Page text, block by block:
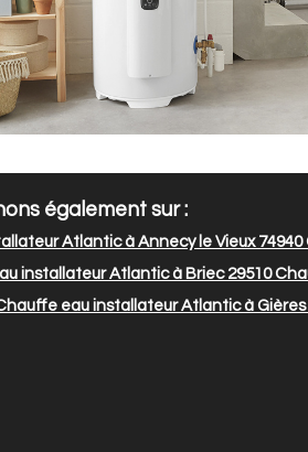
également sur :
Atlantic à Annecy le Vieux 74940
installateur Atlantic à Briec 29510
eau installateur Atlantic à Gières